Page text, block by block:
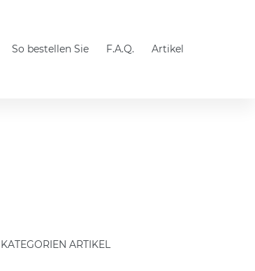
So bestellen Sie F.A.Q. Artikel
KATEGORIEN ARTIKEL